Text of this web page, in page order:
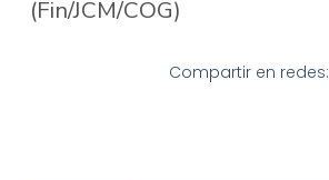
(Fin/JCM/COG)
Compartir en redes: